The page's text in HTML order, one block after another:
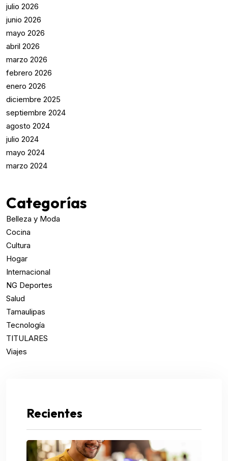
julio 2026
junio 2026
mayo 2026
abril 2026
marzo 2026
febrero 2026
enero 2026
diciembre 2025
septiembre 2024
agosto 2024
julio 2024
mayo 2024
marzo 2024
Categorías
Belleza y Moda
Cocina
Cultura
Hogar
Internacional
NG Deportes
Salud
Tamaulipas
Tecnología
TITULARES
Viajes
Recientes